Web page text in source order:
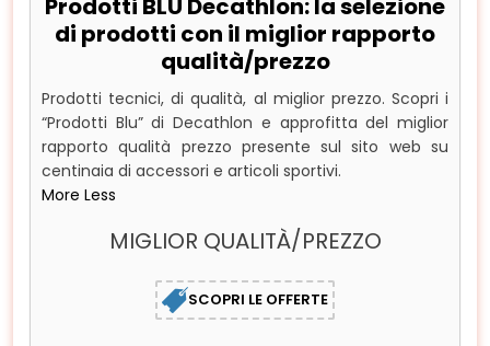
Prodotti BLU Decathlon: la selezione
di prodotti con il miglior rapporto
qualità/prezzo
Prodotti tecnici, di qualità, al miglior prezzo. Scopri i
“Prodotti Blu” di Decathlon e approfitta del miglior
rapporto qualità prezzo presente sul sito web su
centinaia di accessori e articoli sportivi.
More Less
MIGLIOR QUALITÀ/PREZZO
SCOPRI LE OFFERTE